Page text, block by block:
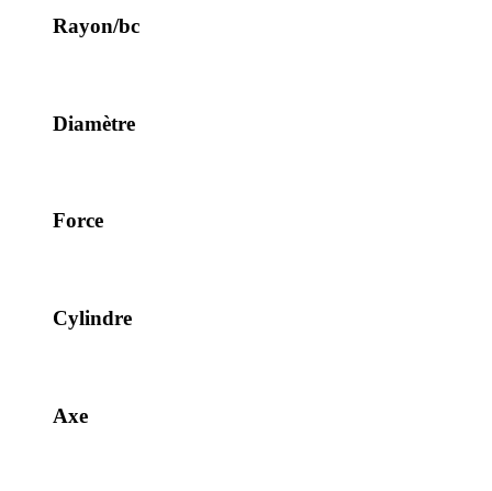
Rayon/bc
Diamètre
Force
Cylindre
Axe